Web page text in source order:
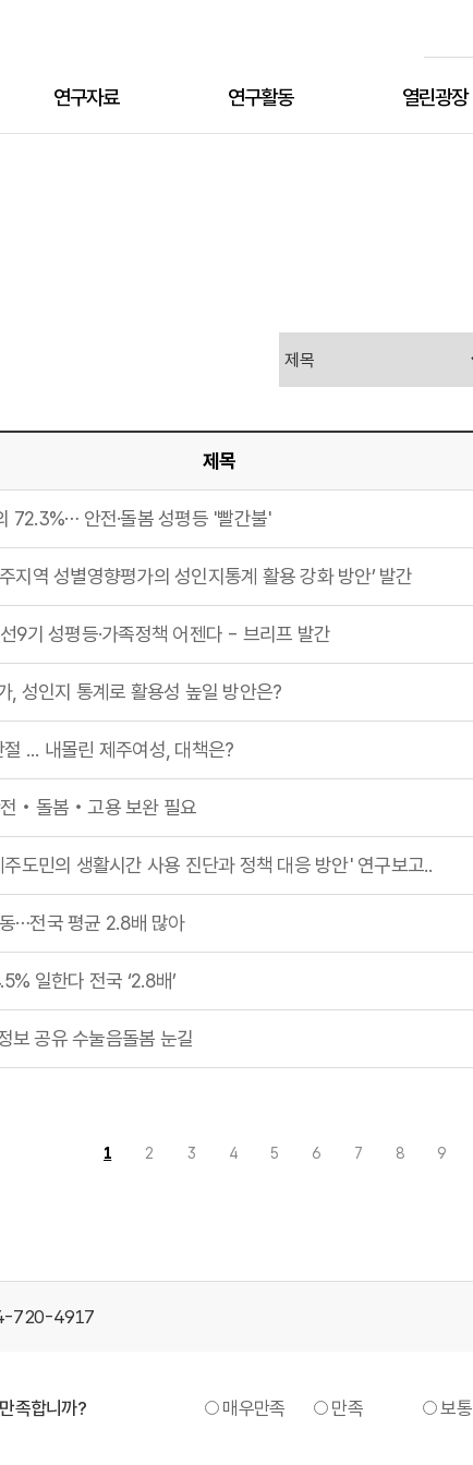
주메뉴연구자료 연구활동
메일링 서비스
메일링 신청
열린광장
제목
72.3%… 안전·돌봄 성평등 '빨간불'
지역 성별영향평가의 성인지통계 활용 강화 방안’ 발간
9기 성평등·가족정책 어젠다 - 브리프 발간
, 성인지 통계로 활용성 높일 방안은?
... 내몰린 제주여성, 대책은?
전‧돌봄‧고용 보완 필요
도민의 생활시간 사용 진단과 정책 대응 방안' 연구보고..
…전국 평균 2.8배 많아
일한다 전국 ‘2.8배’
보 공유 수눌음돌봄 눈길
1 2 3 4 5 6 7 8 9
720-4917
족합니까? 매우만족 만족 보통